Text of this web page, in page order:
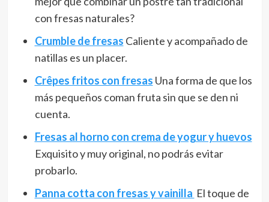
con fresas naturales?
Crumble de fresas Caliente y acompañado de
natillas es un placer.
Crêpes fritos con fresas Una forma de que los
más pequeños coman fruta sin que se den ni
cuenta.
Fresas al horno con crema de yogur y huevos
Exquisito y muy original, no podrás evitar
probarlo.
Panna cotta con fresas y vainilla El toque de